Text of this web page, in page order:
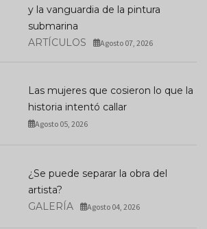
y la vanguardia de la pintura
submarina
ARTÍCULOS
Agosto 07, 2026
Las mujeres que cosieron lo que la
historia intentó callar
Agosto 05, 2026
¿Se puede separar la obra del
artista?
GALERÍA
Agosto 04, 2026